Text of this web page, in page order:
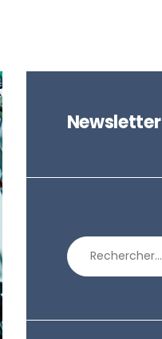
Newsletter
Rechercher :